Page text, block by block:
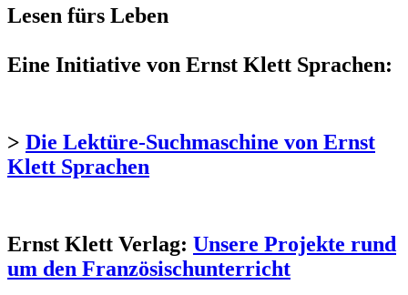
Lesen fürs Leben
Eine Initiative von Ernst Klett Sprachen:
> Die Lektüre-Suchmaschine von Ernst
Klett Sprachen
Ernst Klett Verlag: Unsere Projekte rund
um den Französischunterricht